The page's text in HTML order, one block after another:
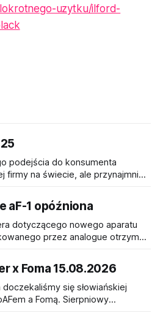
uzytku/ilford-
podejścia do konsumenta
firmy na świecie, ale przynajmniej
Photo po wielu opiniach od
emulsji Harman Phoenix
ulepszonej
aF-1 opóźniona
dotyczącego nowego aparatu
przez analogue otrzymali
premiera aparatu aF-1
nieokreślony termin. Od
minęło półtora roku. Nie
zakładając, że prace nad
x Foma 15.08.2026
się słowiańskiej
a Fomą. Sierpniowy